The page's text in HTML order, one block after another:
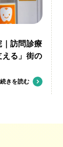
訪問診療
る」街の
続きを読む